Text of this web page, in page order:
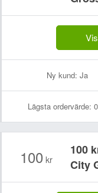
Ny kund: Ja
Lägsta ordervärde:
100 kr
100
City